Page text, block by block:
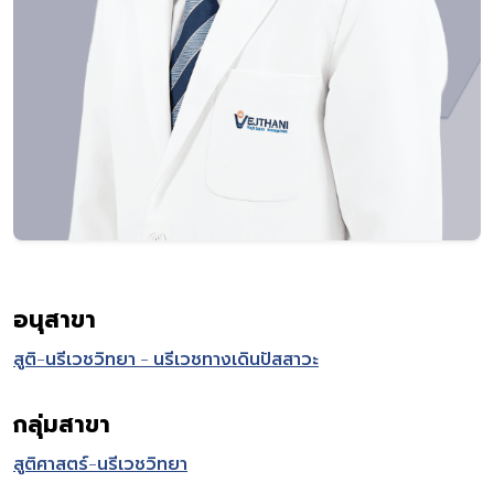
อนุสาขา
สูติ-นรีเวชวิทยา - นรีเวชทางเดินปัสสาวะ
กลุ่มสาขา
สูติศาสตร์-นรีเวชวิทยา